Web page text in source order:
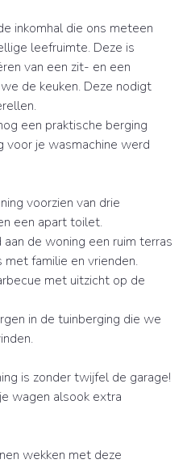
inkomhal die ons meteen
leefruimte. Deze is
van een zit- en een
de keuken. Deze nodigt
een praktische berging
voor je wasmachine werd
voorzien van drie
een apart toilet.
de woning een ruim terras
familie en vrienden.
met uitzicht op de
in de tuinberging die we
is zonder twijfel de garage!
wagen alsook extra
wekken met deze